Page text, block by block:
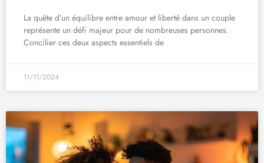
La quête d’un équilibre entre amour et liberté dans un couple
représente un défi majeur pour de nombreuses personnes.
Concilier ces deux aspects essentiels de
11/11/2024